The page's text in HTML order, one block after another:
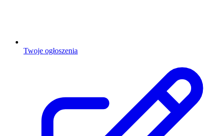
Twoje ogłoszenia